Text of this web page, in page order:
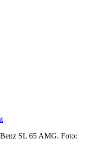
SL 65 AMG. Foto: